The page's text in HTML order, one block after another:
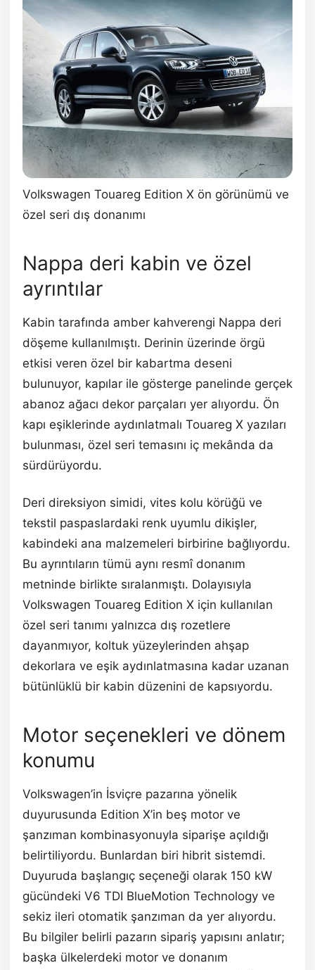
Volkswagen Touareg Edition X ön görünümü ve
özel seri dış donanımı
Nappa deri kabin ve özel
ayrıntılar
Kabin tarafında amber kahverengi Nappa deri
döşeme kullanılmıştı. Derinin üzerinde örgü
etkisi veren özel bir kabartma deseni
bulunuyor, kapılar ile gösterge panelinde gerçek
abanoz ağacı dekor parçaları yer alıyordu. Ön
kapı eşiklerinde aydınlatmalı Touareg X yazıları
bulunması, özel seri temasını iç mekânda da
sürdürüyordu.
Deri direksiyon simidi, vites kolu körüğü ve
tekstil paspaslardaki renk uyumlu dikişler,
kabindeki ana malzemeleri birbirine bağlıyordu.
Bu ayrıntıların tümü aynı resmî donanım
metninde birlikte sıralanmıştı. Dolayısıyla
Volkswagen Touareg Edition X için kullanılan
özel seri tanımı yalnızca dış rozetlere
dayanmıyor, koltuk yüzeylerinden ahşap
dekorlara ve eşik aydınlatmasına kadar uzanan
bütünlüklü bir kabin düzenini de kapsıyordu.
Motor seçenekleri ve dönem
konumu
Volkswagen’in İsviçre pazarına yönelik
duyurusunda Edition X’in beş motor ve
şanzıman kombinasyonuyla siparişe açıldığı
belirtiliyordu. Bunlardan biri hibrit sistemdi.
Duyuruda başlangıç seçeneği olarak 150 kW
gücündeki V6 TDI BlueMotion Technology ve
sekiz ileri otomatik şanzıman da yer alıyordu.
Bu bilgiler belirli pazarın sipariş yapısını anlatır;
başka ülkelerdeki motor ve donanım